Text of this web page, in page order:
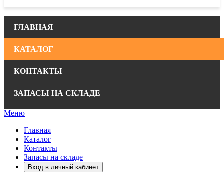
ГЛАВНАЯ
КАТАЛОГ
КОНТАКТЫ
ЗАПАСЫ НА СКЛАДЕ
Меню
Главная
Каталог
Контакты
Запасы на складе
Вход в личный кабинет